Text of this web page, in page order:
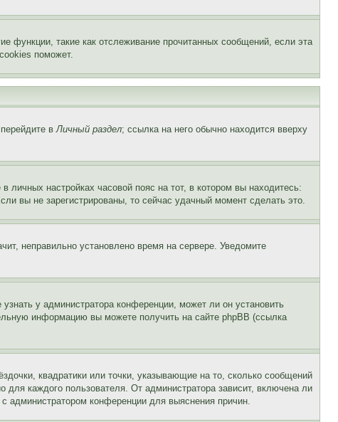
функции, такие как отслеживание прочитанных сообщений, если эта
поможет.
вЛичный раздел; ссылка на него обычно находится вверху
настройках часовой пояс на тот, в котором вы находитесь:
вы не зарегистрированы, то сейчас удачный момент сделать это.
неправильно установлено время на сервере. Уведомите
у администратора конференции, может ли он установить
информацию вы можете получить на сайте phpBB (ссылка
квадратики или точки, указывающие на то, сколько сообщений
для каждого пользователя. От администратора зависит, включена ли
администратором конференции для выяснения причин.